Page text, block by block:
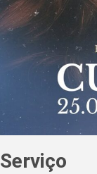
Serviço